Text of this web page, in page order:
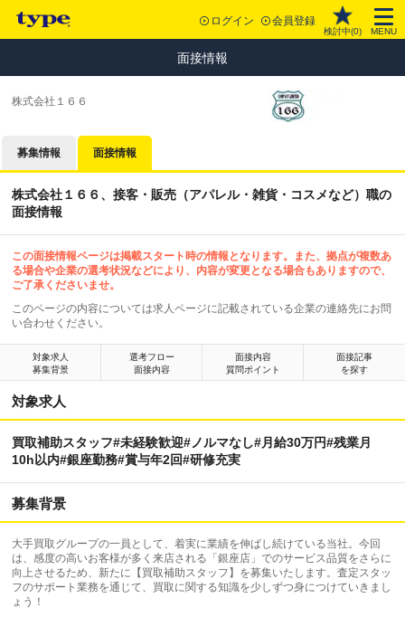
ログイン 会員登録
検討中(0) MENU
面接情報
株式会社１６６
募集情報 面接情報
株式会社１６６、接客・販売（アパレル・雑貨・コスメなど）職の
面接情報
この面接情報ページは掲載スタート時の情報となります。また、拠点が複数あ
る場合や企業の選考状況などにより、内容が変更となる場合もありますので、
ご了承くださいませ。
このページの内容については求人ページに記載されている企業の連絡先にお問
い合わせください。
対象求人
募集背景
選考フロー
面接内容
面接内容
質問ポイント
面接記事
を探す
対象求人
買取補助スタッフ#未経験歓迎#ノルマなし#月給30万円#残業月
10h以内#銀座勤務#賞与年2回#研修充実
募集背景
大手買取グループの一員として、着実に業績を伸ばし続けている当社。今回
は、感度の高いお客様が多く来店される「銀座店」でのサービス品質をさらに
向上させるため、新たに【買取補助スタッフ】を募集いたします。査定スタッ
フのサポート業務を通じて、買取に関する知識を少しずつ身につけていきまし
ょう！